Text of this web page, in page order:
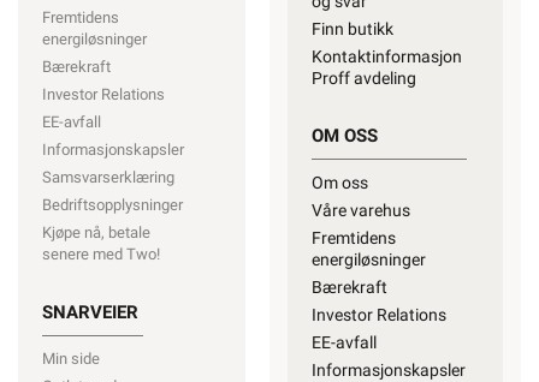
Fremtidens
energiløsninger
Bærekraft
Investor Relations
EE-avfall
Informasjonskapsler
Samsvarserklæring
Bedriftsopplysninger
Kjøpe nå, betale
senere med Two!
SNARVEIER
Min side
Finn butikk
Kontaktinformasjon
Proff avdeling
OM OSS
Om oss
Våre varehus
Fremtidens
energiløsninger
Bærekraft
Investor Relations
EE-avfall
Informasjonskapsler